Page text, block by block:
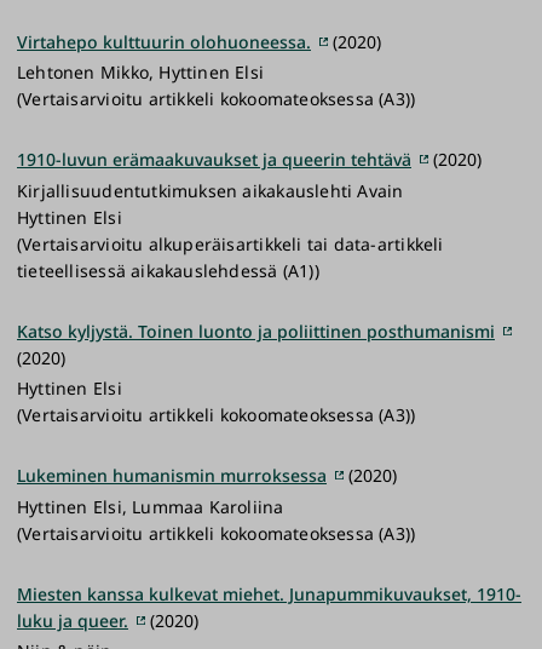
Virtahepo kulttuurin olohuoneessa.
(2020)
Lehtonen Mikko, Hyttinen Elsi
(Vertaisarvioitu artikkeli kokoomateoksessa (A3))
1910-luvun erämaakuvaukset ja queerin tehtävä
(2020)
Kirjallisuudentutkimuksen aikakauslehti Avain
Hyttinen Elsi
(Vertaisarvioitu alkuperäisartikkeli tai data-artikkeli
tieteellisessä aikakauslehdessä (A1))
Katso kyljystä. Toinen luonto ja poliittinen posthumanismi
(2020)
Hyttinen Elsi
(Vertaisarvioitu artikkeli kokoomateoksessa (A3))
Lukeminen humanismin murroksessa
(2020)
Hyttinen Elsi, Lummaa Karoliina
(Vertaisarvioitu artikkeli kokoomateoksessa (A3))
Miesten kanssa kulkevat miehet. Junapummikuvaukset, 1910-
luku ja queer.
(2020)